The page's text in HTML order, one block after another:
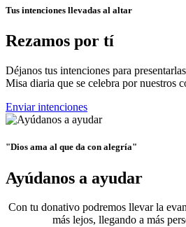
Tus intenciones llevadas al altar
Rezamos por tí
Déjanos tus intenciones para
Misa diaria que se celebra por nuestros
Enviar intenciones
"Dios ama al que da con alegría"
Ayúdanos a ayudar
Con tu donativo podremos llevar la
más lejos, llegando a más